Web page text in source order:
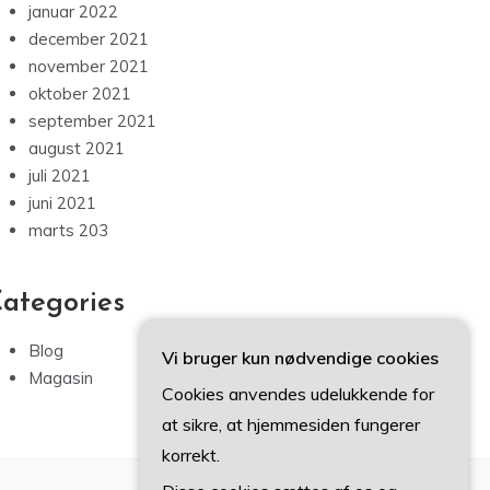
januar 2022
december 2021
november 2021
oktober 2021
september 2021
august 2021
juli 2021
juni 2021
marts 203
Blog
Magasin
Vi bruger kun nødvendige cookies
Cookies anvendes udelukkende for
at sikre, at hjemmesiden fungerer
korrekt.